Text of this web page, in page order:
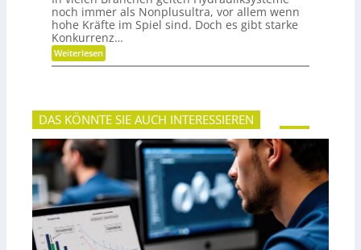
r
ä
z
i
s
i
x
i
b
i
l
i
,
D
y
n
m
i
k
u
n
d
P
noch immer als Nonplusultra, vor allem wenn
hohe Kräfte im Spiel sind. Doch es gibt starke
Konkurrenz…
Weiterlesen:
K
l
g
e
w
d
t
r
i
e
b
DAS KÖNNTE SIE AUCH INTERESSIEREN